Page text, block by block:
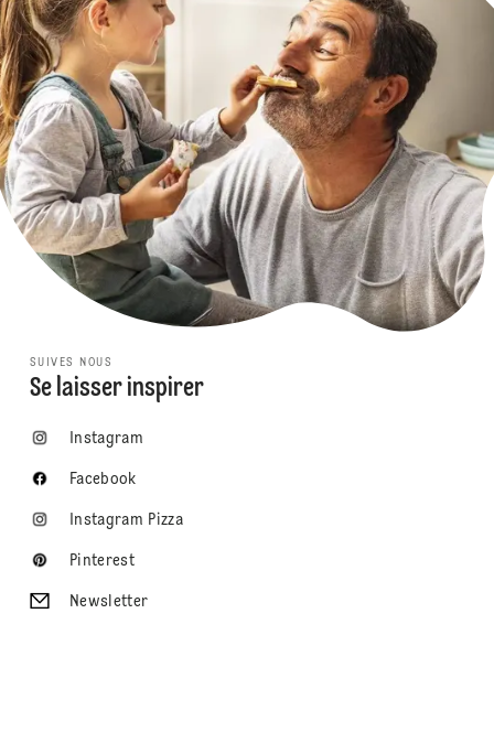
SUIVES NOUS
Se laisser inspirer
Instagram
Facebook
Instagram Pizza
Pinterest
Newsletter